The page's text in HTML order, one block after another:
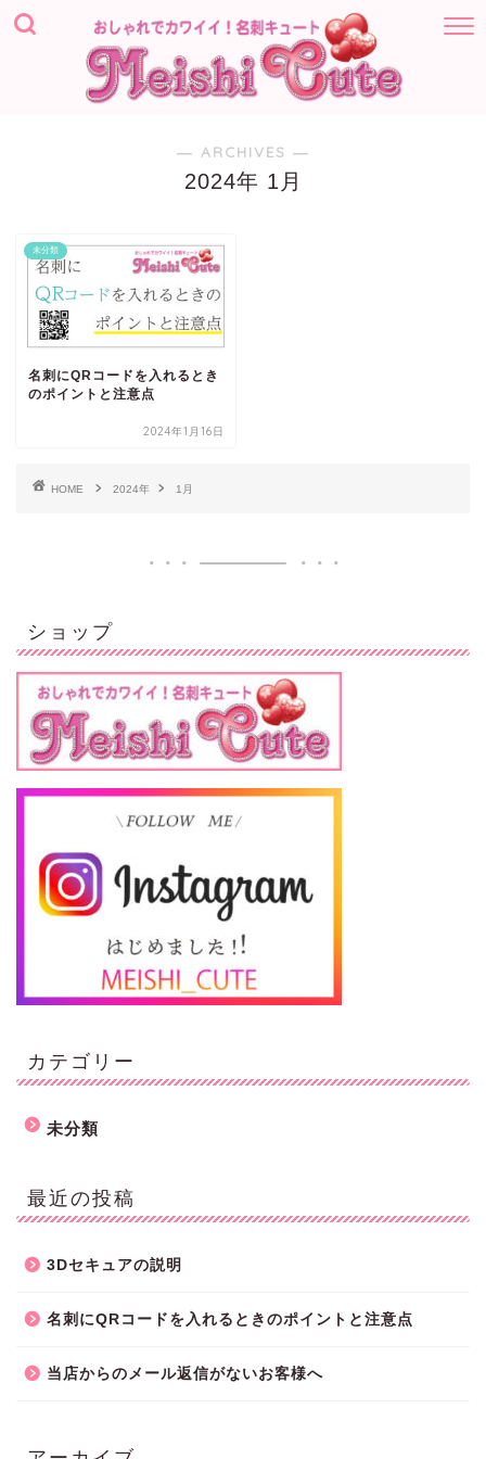
― ARCHIVES ―
2024年 1月
未分類
名刺にQRコードを入れるとき
のポイントと注意点
2024年1月16日
HOME 2024年 1月
ショップ
カテゴリー
未分類
最近の投稿
3Dセキュアの説明
名刺にQRコードを入れるときのポイントと注意点
当店からのメール返信がないお客様へ